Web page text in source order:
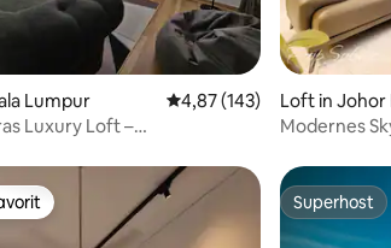
4,77 von 5, 13 Bewertungen
Lumpur Durchschnittliche
4,87 (143)
Luxury Loft –
Loft in Johor
Modernes
Superhost
Superhost